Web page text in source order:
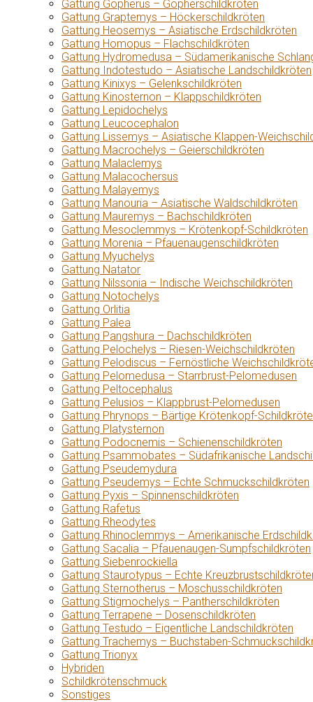
Gattung Gopherus – Gopherschildkröten
Gattung Graptemys – Höckerschildkröten
Gattung Heosemys – Asiatische Erdschildkröten
Gattung Homopus – Flachschildkröten
Gattung Hydromedusa – Südamerikanische
Gattung Indotestudo – Asiatische Landschildkröten
Gattung Kinixys – Gelenkschildkröten
Gattung Kinosternon – Klappschildkröten
Gattung Lepidochelys
Gattung Leucocephalon
Gattung Lissemys – Asiatische Klappen-
Gattung Macrochelys – Geierschildkröten
Gattung Malaclemys
Gattung Malacochersus
Gattung Malayemys
Gattung Manouria – Asiatische Waldschildkröten
Gattung Mauremys – Bachschildkröten
Gattung Mesoclemmys – Krötenkopf-Schildkröten
Gattung Morenia – Pfauenaugenschildkröten
Gattung Myuchelys
Gattung Natator
Gattung Nilssonia – Indische Weichschildkröten
Gattung Notochelys
Gattung Orlitia
Gattung Palea
Gattung Pangshura – Dachschildkröten
Gattung Pelochelys – Riesen-Weichschildkröten
Gattung Pelodiscus – Fernöstliche
Gattung Pelomedusa – Starrbrust-Pelomedusen
Gattung Peltocephalus
Gattung Pelusios – Klappbrust-Pelomedusen
Gattung Phrynops – Bärtige Krötenkopf-
Gattung Platysternon
Gattung Podocnemis – Schienenschildkröten
Gattung Psammobates – Südafrikanische
Gattung Pseudemydura
Gattung Pseudemys – Echte Schmuckschildkröten
Gattung Pyxis – Spinnenschildkröten
Gattung Rafetus
Gattung Rheodytes
Gattung Rhinoclemmys – Amerikanische
Gattung Sacalia – Pfauenaugen-Sumpfschildkröten
Gattung Siebenrockiella
Gattung Staurotypus – Echte
Gattung Sternotherus – Moschusschildkröten
Gattung Stigmochelys – Pantherschildkröten
Gattung Terrapene – Dosenschildkröten
Gattung Testudo – Eigentliche Landschildkröten
Gattung Trachemys – Buchstaben-
Gattung Trionyx
Hybriden
Schildkrötenschmuck
Sonstiges